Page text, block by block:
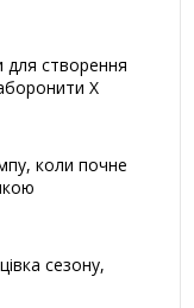
для створення
Х
коли почне
сезону,